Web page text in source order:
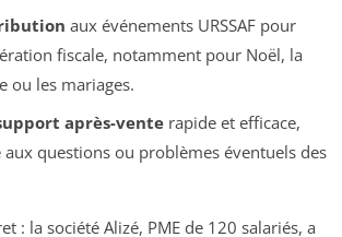
aux événements URSSAF pour
fiscale, notamment pour Noël, la
ou les mariages.
après-venterapide et efficace,
questions ou problèmes éventuels des
: la société Alizé, PME de 120 salariés, a